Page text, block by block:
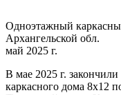
Одноэтажный
Архангельской обл.
май 2025 г.
В мае 2025 г.
каркасного дома 8х12